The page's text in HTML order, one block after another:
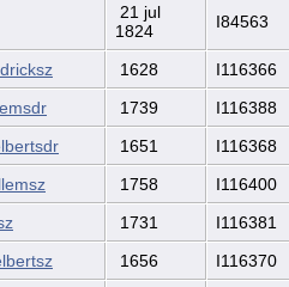
21 jul
1824
I84563
1628
I116366
1739
I116388
1651
I116368
1758
I116400
1731
I116381
1656
I116370